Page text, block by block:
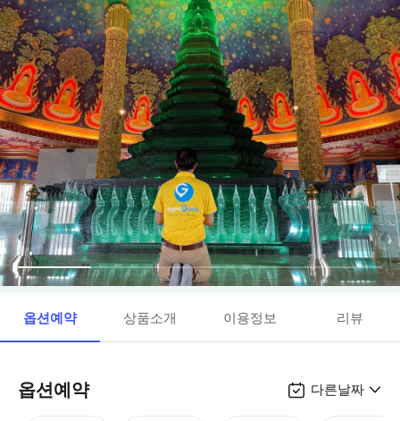
옵션예약 상품소개 이용정보 리뷰
옵션예약 다른날짜